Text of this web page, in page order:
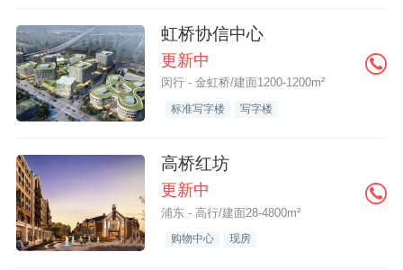
虹桥协信中心
更新中
闵行 - 金虹桥/建面1200-1200m²
标准写字楼 写字楼
高桥红坊
更新中
浦东 - 高行/建面28-4800m²
购物中心 现房